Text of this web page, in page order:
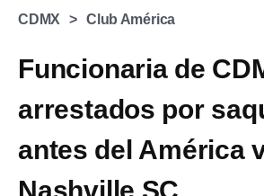
CDMX Club América
Funcionaria de
arrestados por
antes del América